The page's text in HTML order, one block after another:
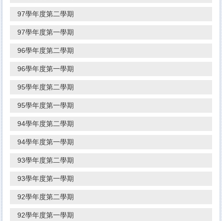
97學年度第二學期
97學年度第一學期
96學年度第二學期
96學年度第一學期
95學年度第二學期
95學年度第一學期
94學年度第二學期
94學年度第一學期
93學年度第二學期
93學年度第一學期
92學年度第二學期
92學年度第一學期